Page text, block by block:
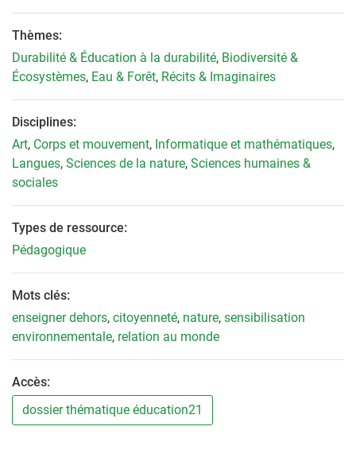
Thèmes:
Durabilité & Éducation à la durabilité, Biodiversité &
Écosystèmes, Eau & Forêt, Récits & Imaginaires
Disciplines:
Art, Corps et mouvement, Informatique et mathématiques,
Langues, Sciences de la nature, Sciences humaines &
sociales
Types de ressource:
Pédagogique
Mots clés:
enseigner dehors, citoyenneté, nature, sensibilisation
environnementale, relation au monde
Accès:
dossier thématique éducation21